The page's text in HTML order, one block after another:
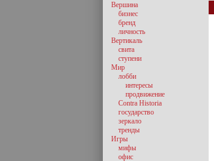
Вершина
бизнес
бренд
личность
Вертикаль
свита
ступени
Мир
лобби
интересы
продвижение
Contra Historia
государство
зеркало
тренды
Игры
мифы
офис